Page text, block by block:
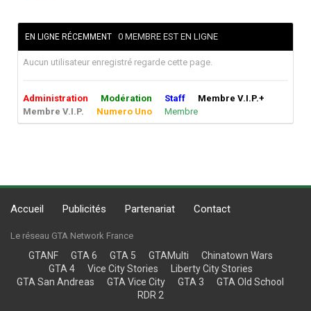
EN LIGNE RÉCEMMENT 0 MEMBRE EST EN LIGNE
Aucun utilisateur enregistré regarde cette page.
Administration Modération Staff
Membre V.I.P.+
Membre V.I.P.
Numero Uno Membre
Accueil Publicités Partenariat Contact
Le réseau GTA Network France
GTANF GTA 6 GTA 5 GTAMulti
Chinatown Wars
GTA 4
Vice City Stories
Liberty City Stories
GTA San Andreas
GTA Vice City GTA 3
GTA Old School
RDR 2